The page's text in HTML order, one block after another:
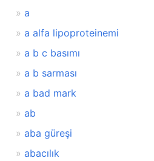
a
a alfa lipoproteinemi
a b c basımı
a b sarması
a bad mark
ab
aba güreşi
abacılık